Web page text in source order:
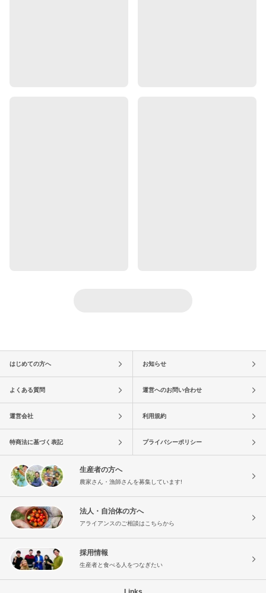
はじめての方へ お知らせ
よくある質問 運営へのお問い合わせ
運営会社 利用規約
特商法に基づく表記 プライバシーポリシー
生産者の方へ
農家さん・漁師さんを募集しています!
法人・自治体の方へ
アライアンスのご相談はこちらから
採用情報
生産者と食べる人をつなぎたい